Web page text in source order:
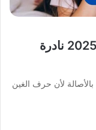
أسماء بنات بحرف الغين ومعانيها 2025 نادرة
لأن حرف الغين